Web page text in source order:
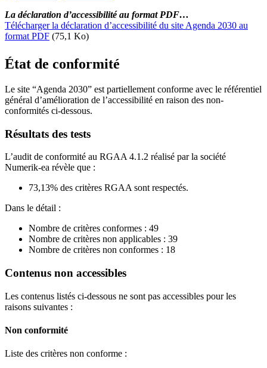
La déclaration d’accessibilité au format PDF…
Télécharger la déclaration d’accessibilité du site Agenda 2030 au
format PDF (75,1 Ko)
État de conformité
Le site “Agenda 2030” est partiellement conforme avec le référentiel
général d’amélioration de l’accessibilité en raison des non-
conformités ci-dessous.
Résultats des tests
L’audit de conformité au RGAA 4.1.2 réalisé par la société
Numerik-ea révèle que :
73,13% des critères RGAA sont respectés.
Dans le détail :
Nombre de critères conformes : 49
Nombre de critères non applicables : 39
Nombre de critères non conformes : 18
Contenus non accessibles
Les contenus listés ci-dessous ne sont pas accessibles pour les
raisons suivantes :
Non conformité
Liste des critères non conforme :